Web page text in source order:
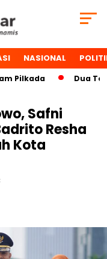
NASIONAL
Dua Tokoh
Safni
Resha
Kota